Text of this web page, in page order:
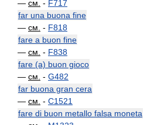
— см. - F717
far una buona fine
— см. - F818
fare a buon fine
— см. - F838
fare (a) buon gioco
— см. - G482
far buona gran cera
— см. - C1521
fare di buon metallo falsa moneta